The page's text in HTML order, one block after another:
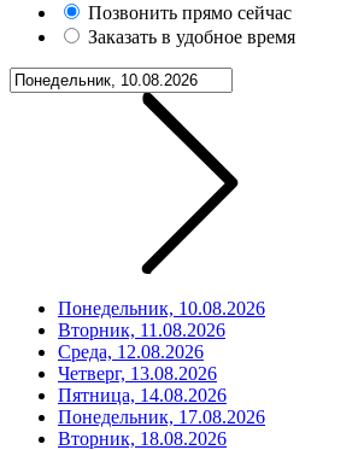
Позвонить прямо сейчас
Заказать в удобное время
Понедельник, 10.08.2026
Вторник, 11.08.2026
Среда, 12.08.2026
Четверг, 13.08.2026
Пятница, 14.08.2026
Понедельник, 17.08.2026
Вторник, 18.08.2026